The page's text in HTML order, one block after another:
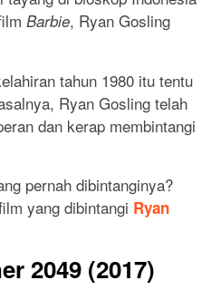
Barbie, Ryan Gosling
tahun 1980 itu tentu
Ryan Gosling telah
dan kerap membintangi
pernah dibintanginya?
yang dibintangi Ryan
2049 (2017)